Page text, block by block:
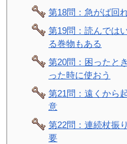
第18問：急がば
第19問：読んで
る巻物もある
第20問：困った
った時に使おう
第21問：遠くか
意
第22問：連続杖
要